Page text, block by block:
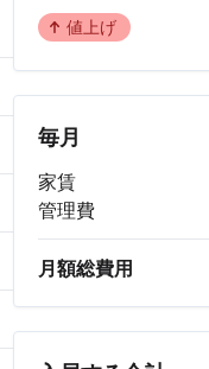
値上げ
毎月
家賃
管理費
月額総費用